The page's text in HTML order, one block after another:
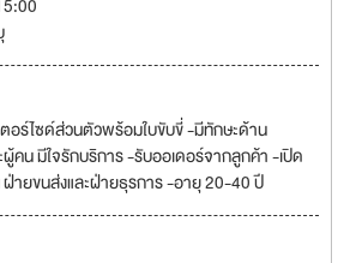
อร์ไซด์ส่วนตัวพร้อมใบขับขี่ -มีทักษะด้าน
น มีใจรักบริการ -รับออเดอร์จากลูกค้า -เปิด
ฝ่ายขนส่งและฝ่ายธุรการ -อายุ 20-40 ปี